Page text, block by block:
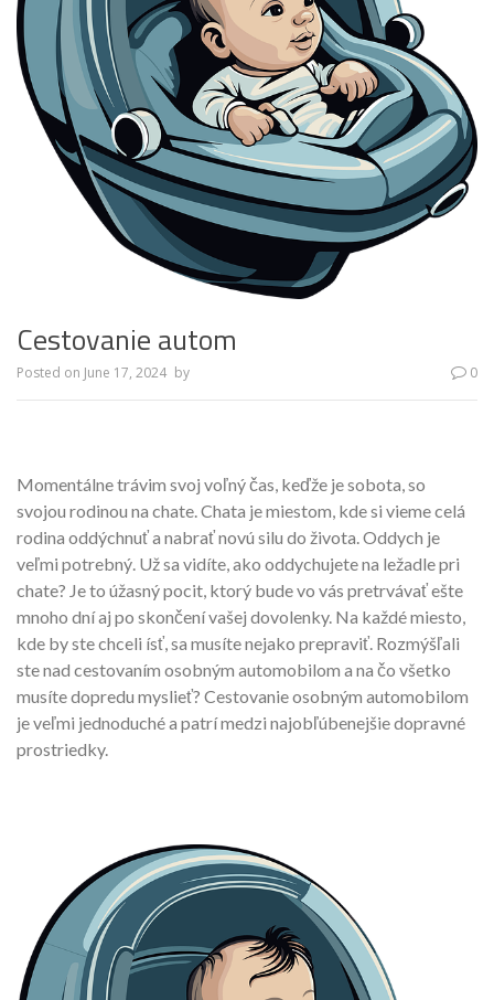
Cestovanie autom
Posted on June 17, 2024 by 0
Momentálne trávim svoj voľný čas, keďže je sobota, so
svojou rodinou na chate. Chata je miestom, kde si vieme celá
rodina oddýchnuť a nabrať novú silu do života. Oddych je
veľmi potrebný. Už sa vidíte, ako oddychujete na ležadle pri
chate? Je to úžasný pocit, ktorý bude vo vás pretrvávať ešte
mnoho dní aj po skončení vašej dovolenky. Na každé miesto,
kde by ste chceli ísť, sa musíte nejako prepraviť. Rozmýšľali
ste nad cestovaním osobným automobilom a na čo všetko
musíte dopredu myslieť? Cestovanie osobným automobilom
je veľmi jednoduché a patrí medzi najobľúbenejšie dopravné
prostriedky.